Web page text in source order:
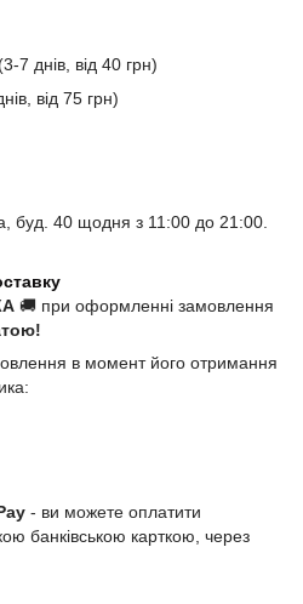
7 днів, від 40 грн)
від 75 грн)
буд. 40 щодня з 11:00 до 21:00.
🚚 при оформленні замовлення
в момент його отримання
- ви можете оплатити
банківською карткою, через